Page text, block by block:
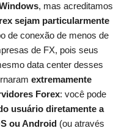
, mas acreditamos
sejam particularmente
de conexão de menos de
de FX, pois seus
data center desses
extremamente
Forex: você pode
usuário diretamente a
ou Android (ou através